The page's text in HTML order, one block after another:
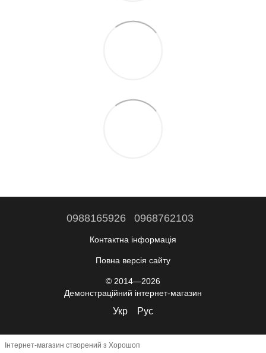
0988165926 0968762103
Контактна інформація
Повна версія сайту
© 2014—2026
Демонстраційний інтернет-магазин
Укр Рус
Інтернет-магазин створений з Хорошоп